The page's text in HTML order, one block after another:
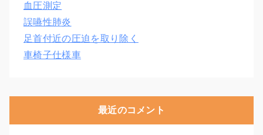
血圧測定
誤嚥性肺炎
足首付近の圧迫を取り除く
車椅子仕様車
最近のコメント